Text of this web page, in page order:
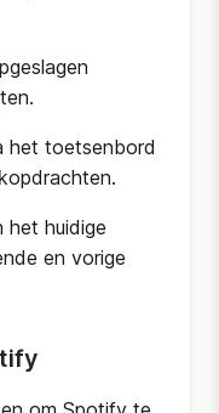
het toetsenbord
het huidige
en vorige